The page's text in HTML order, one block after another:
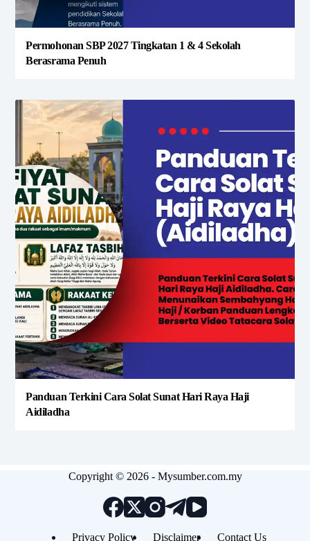
Permohonan SBP 2027 Tingkatan 1 & 4 Sekolah
Berasrama Penuh
Panduan Terkini Cara Solat Sunat Hari Raya Haji
Aidiladha
Copyright © 2026 - Mysumber.com.my
Privacy Policy Disclaimer Contact Us